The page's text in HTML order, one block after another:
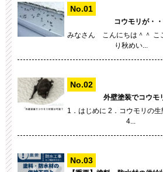
コウモリが・・
みなさん こんにちは＾＾
り秋めい...
外壁塗装でコウモ
1．はじめに 2．コウモリの
4...